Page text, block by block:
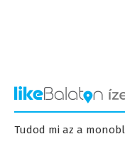
Tudod mi az a